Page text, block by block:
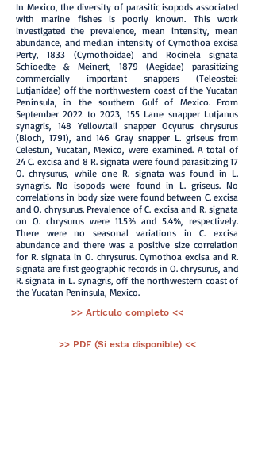
In Mexico, the diversity of parasitic isopods associated
with marine fishes is poorly known. This work
investigated the prevalence, mean intensity, mean
abundance, and median intensity of Cymothoa excisa
Perty, 1833 (Cymothoidae) and Rocinela signata
Schioedte & Meinert, 1879 (Aegidae) parasitizing
commercially important snappers (Teleostei:
Lutjanidae) off the northwestern coast of the Yucatan
Peninsula, in the southern Gulf of Mexico. From
September 2022 to 2023, 155 Lane snapper Lutjanus
synagris, 148 Yellowtail snapper Ocyurus chrysurus
(Bloch, 1791), and 146 Gray snapper L. griseus from
Celestun, Yucatan, Mexico, were examined. A total of
24 C. excisa and 8 R. signata were found parasitizing 17
O. chrysurus, while one R. signata was found in L.
synagris. No isopods were found in L. griseus. No
correlations in body size were found between C. excisa
and O. chrysurus. Prevalence of C. excisa and R. signata
on O. chrysurus were 11.5% and 5.4%, respectively.
There were no seasonal variations in C. excisa
abundance and there was a positive size correlation
for R. signata in O. chrysurus. Cymothoa excisa and R.
signata are first geographic records in O. chrysurus, and
R. signata in L. synagris, off the northwestern coast of
the Yucatan Peninsula, Mexico.
>> Artículo completo <<
>> PDF (Si esta disponible) <<